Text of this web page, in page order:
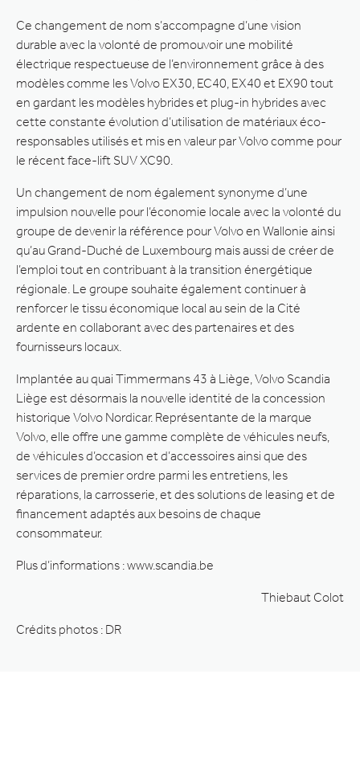
Ce changement de nom s’accompagne d’une vision
durable avec la volonté de promouvoir une mobilité
électrique respectueuse de l’environnement grâce à des
modèles comme les Volvo EX30, EC40, EX40 et EX90 tout
en gardant les modèles hybrides et plug-in hybrides avec
cette constante évolution d’utilisation de matériaux éco-
responsables utilisés et mis en valeur par Volvo comme pour
le récent face-lift SUV XC90.
Un changement de nom également synonyme d’une
impulsion nouvelle pour l’économie locale avec la volonté du
groupe de devenir la référence pour Volvo en Wallonie ainsi
qu’au Grand-Duché de Luxembourg mais aussi de créer de
l’emploi tout en contribuant à la transition énergétique
régionale. Le groupe souhaite également continuer à
renforcer le tissu économique local au sein de la Cité
ardente en collaborant avec des partenaires et des
fournisseurs locaux.
Implantée au quai Timmermans 43 à Liège, Volvo Scandia
Liège est désormais la nouvelle identité de la concession
historique Volvo Nordicar. Représentante de la marque
Volvo, elle offre une gamme complète de véhicules neufs,
de véhicules d’occasion et d’accessoires ainsi que des
services de premier ordre parmi les entretiens, les
réparations, la carrosserie, et des solutions de leasing et de
financement adaptés aux besoins de chaque
consommateur.
Plus d’informations : www.scandia.be
Thiebaut Colot
Crédits photos : DR